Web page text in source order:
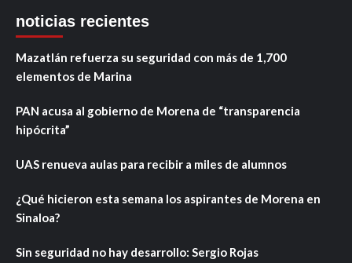
noticias recientes
Mazatlán refuerza su seguridad con más de 1,700
elementos de Marina
PAN acusa al gobierno de Morena de “transparencia
hipócrita”
UAS renueva aulas para recibir a miles de alumnos
¿Qué hicieron esta semana los aspirantes de Morena en
Sinaloa?
Sin seguridad no hay desarrollo: Sergio Rojas